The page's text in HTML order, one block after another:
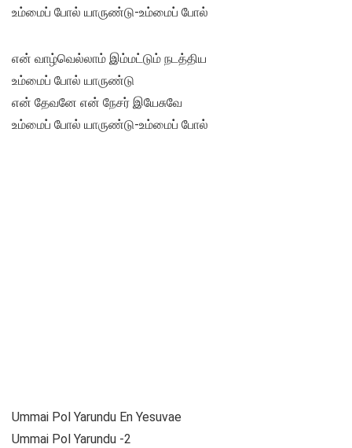
உம்மைப் போல் யாருண்டு-உம்மைப் போல்
என் வாழ்வெல்லாம் இம்மட்டும் நடத்திய
உம்மைப் போல் யாருண்டு
என் தேவனே என் நேசர் இயேசுவே
உம்மைப் போல் யாருண்டு-உம்மைப் போல்
Ummai Pol Yarundu En Yesuvae
Ummai Pol Yarundu -2